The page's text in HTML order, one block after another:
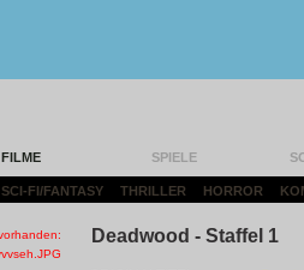
FILME SPIELE
SCI-FI/FANTASY THRILLER HORROR
Deadwood - Staffel 1